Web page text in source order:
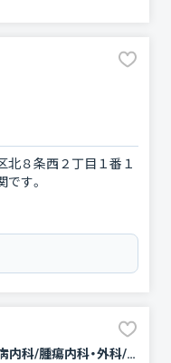
北８条西２丁目１番１
す。
内科/腎臓内科・外科/緩和ケア/糖尿病内科/腫瘍内科・外科/心臓血管外科/放射線科/形成外科/婦人科/眼科/リハビリテーション/外科/乳腺外科/麻酔科/整形外科/泌尿器科/臨床検査・病理診断/脳神経外科/呼吸器内科/呼吸器外科/消化器科/循環器科